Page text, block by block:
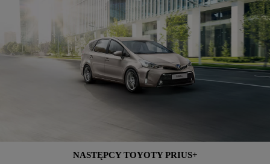
NASTĘPCY TOYOTY PRIUS+